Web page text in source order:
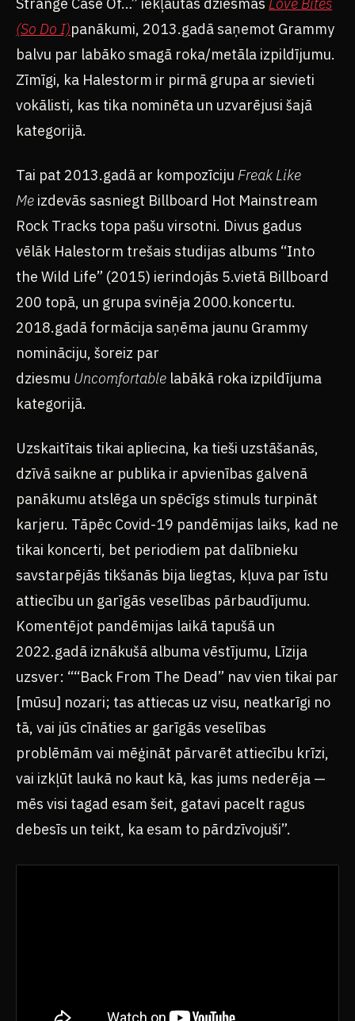
Strange Case Of…” iekļautās dziesmas Love Bites
(So Do I)panākumi, 2013.gadā saņemot Grammy
balvu par labāko smagā roka/metāla izpildījumu.
Zīmīgi, ka Halestorm ir pirmā grupa ar sievieti
vokālisti, kas tika nominēta un uzvarējusi šajā
kategorijā.
Tai pat 2013.gadā ar kompozīciju Freak Like
Me izdevās sasniegt Billboard Hot Mainstream
Rock Tracks topa pašu virsotni. Divus gadus
vēlāk Halestorm trešais studijas albums “Into
the Wild Life” (2015) ierindojās 5.vietā Billboard
200 topā, un grupa svinēja 2000.koncertu.
2018.gadā formācija saņēma jaunu Grammy
nomināciju, šoreiz par
dziesmu Uncomfortable labākā roka izpildījuma
kategorijā.
Uzskaitītais tikai apliecina, ka tieši uzstāšanās,
dzīvā saikne ar publika ir apvienības galvenā
panākumu atslēga un spēcīgs stimuls turpināt
karjeru. Tāpēc Covid-19 pandēmijas laiks, kad ne
tikai koncerti, bet periodiem pat dalībnieku
savstarpējās tikšanās bija liegtas, kļuva par īstu
attiecību un garīgās veselības pārbaudījumu.
Komentējot pandēmijas laikā tapušā un
2022.gadā iznākušā albuma vēstījumu, Līzija
uzsver: ““Back From The Dead” nav vien tikai par
[mūsu] nozari; tas attiecas uz visu, neatkarīgi no
tā, vai jūs cīnāties ar garīgās veselības
problēmām vai mēģināt pārvarēt attiecību krīzi,
vai izkļūt laukā no kaut kā, kas jums nederēja —
mēs visi tagad esam šeit, gatavi pacelt ragus
debesīs un teikt, ka esam to pārdzīvojuši”.